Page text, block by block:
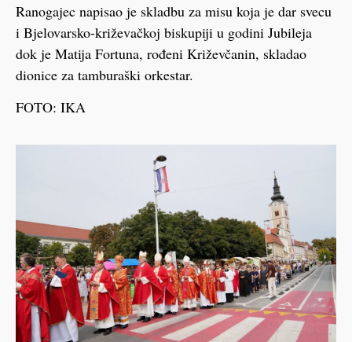
Ranogajec napisao je skladbu za misu koja je dar svecu
i Bjelovarsko-križevačkoj biskupiji u godini Jubileja
dok je Matija Fortuna, rođeni Križevčanin, skladao
dionice za tamburaški orkestar.
FOTO: IKA